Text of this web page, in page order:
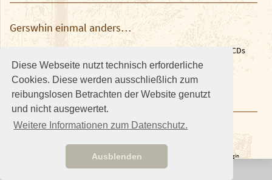
Diese Webseite nutzt technisch erforderliche
Cookies. Diese werden ausschließlich zum
reibungslosen Betrachten der Website genutzt
und nicht ausgewertet.
Weitere Informationen zum Datenschutz.
Ausblenden
Gerswhin einmal anders…
Unsere Musiker Wolfgang Weth & Martin Müller haben 2 neue CDs
herausgebracht.
Weitere Informationen in den News auf
brazilguitar.de
© The Scotch Single Malt Circle •Lang may yer lum reek! Login